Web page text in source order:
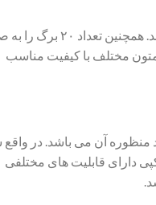
این مدل دستگاه کپی قادر است در هر دقیقه ۳۰ برگ را به صورت سیاه و سفید
مختلف با کیفیت مناسب
بوده است عملکرد چند منظوره آن می باشد.
دارای قابلیت های مختلفی